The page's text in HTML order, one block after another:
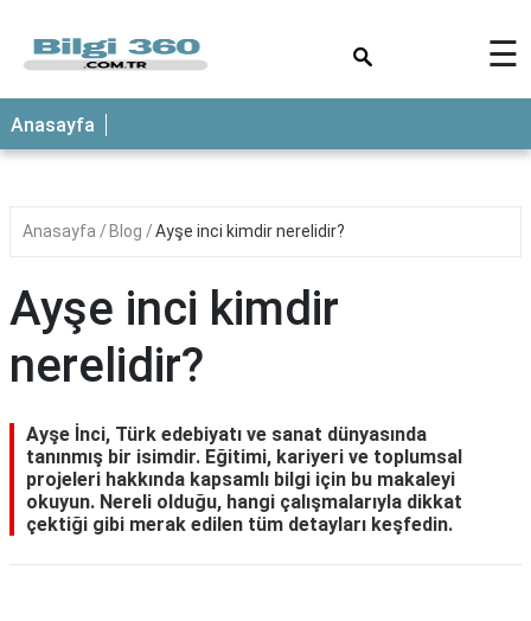
ANASAYFA
☰
Anasayfa
Anasayfa Blog Ayşe inci kimdir nerelidir?
Ayşe inci kimdir
nerelidir?
Ayşe İnci, Türk edebiyatı ve sanat dünyasında
tanınmış bir isimdir. Eğitimi, kariyeri ve toplumsal
projeleri hakkında kapsamlı bilgi için bu makaleyi
okuyun. Nereli olduğu, hangi çalışmalarıyla dikkat
çektiği gibi merak edilen tüm detayları keşfedin.